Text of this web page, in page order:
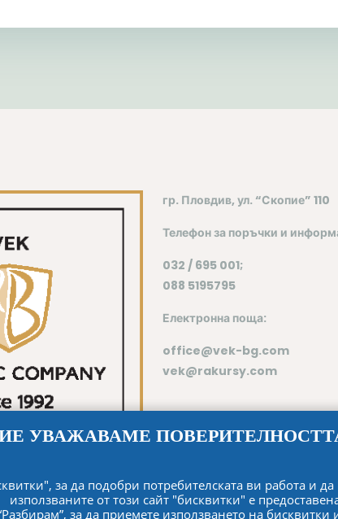
гр. Пловдив, ул. “Скопие” 110
Телефонза поръчки и
032 / 695 001;
088 5195795
Електронна поща:
office@vek-bg.com
vek@rakursy.com
УВАЖАВАМЕ
за да подобри потребителската ви работа
използваните от този сайт "бисквитки" е
за да приемете използването на